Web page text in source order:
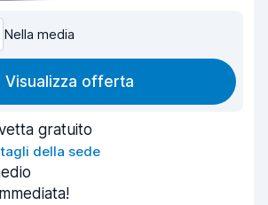
Nella media
Visualizza offerta
gratuito
della sede